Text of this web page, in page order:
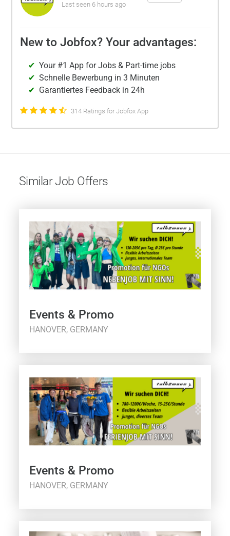
Last seen 6 hours ago
New to Jobfox? Your advantages:
Your #1 App for Jobs & Part-time jobs
Schnelle Bewerbung in 3 Minuten
Garantiertes Feedback in 24h
314 Ratings for Jobfox App
Similar Job Offers
Events & Promo
HANOVER, GERMANY
Events & Promo
HANOVER, GERMANY